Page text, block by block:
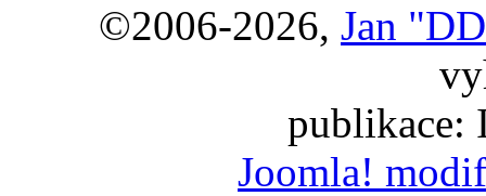
©2006-2026, Jan
publikace:
Joomla!